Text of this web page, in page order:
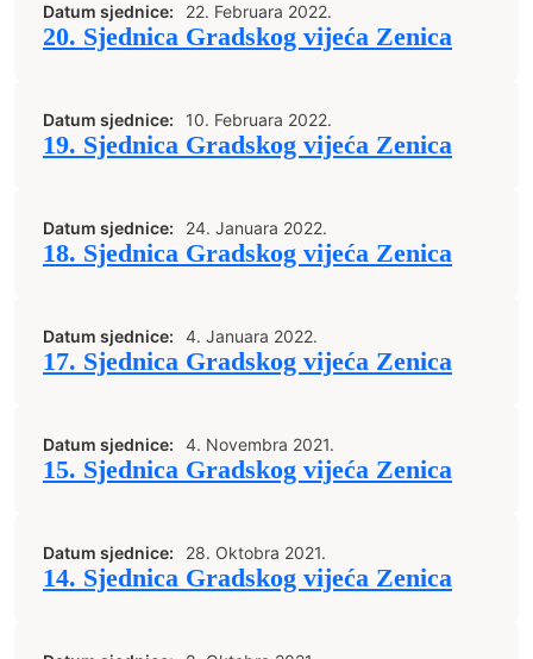
Datum sjednice: 22. Februara 2022.
20. Sjednica Gradskog vijeća Zenica
Datum sjednice: 10. Februara 2022.
19. Sjednica Gradskog vijeća Zenica
Datum sjednice: 24. Januara 2022.
18. Sjednica Gradskog vijeća Zenica
Datum sjednice: 4. Januara 2022.
17. Sjednica Gradskog vijeća Zenica
Datum sjednice: 4. Novembra 2021.
15. Sjednica Gradskog vijeća Zenica
Datum sjednice: 28. Oktobra 2021.
14. Sjednica Gradskog vijeća Zenica